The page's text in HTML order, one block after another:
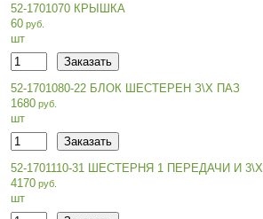
52-1701070 КРЫШКА
60
шт
52-1701080-22 БЛОК ШЕСТЕРЕН З\Х ПАЗ
1680
шт
52-1701110-31 ШЕСТЕРНЯ 1 ПЕРЕДАЧИ И 3\Х
4170
шт